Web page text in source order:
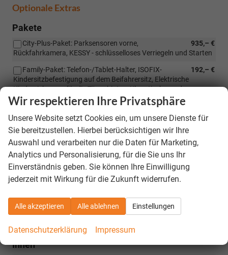
Optionale Extras
Pakete
935,– €
City-Plus-Paket: Parksensoren vorne,
Rückfahrkamera, KESSY - schlüsselloses Verriegeln und Starten
192,– €
Family-Paket: Telefon-/Tablet-Halter, ISOFIX-
Kindersitzbefestigung auf dem Beifahrersitz, Elektrische
Kindersicherung für die Türen hinten, Klapptische an den
Vordersitzrückenlehnen
121,– €
Funktionspaket: Netzprogramm, Cargo-Elemente,
479,– €
Klima-Paket: Vordersitze beheizbar, beheiztes
Lenkrad
Klima-PLUS-Paket: Klima-Paket: Vordersitze
beheizbar, beheiztes Lenkrad + beheizte äußere Rücksitzplätze
Schlechtwegepaket (Unterboden-
Steinschlagschutz und Triebwerksunterschutz)
Innen
Wir respektieren Ihre Privatsphäre
Unsere Website setzt Cookies ein, um unsere Dienste für
Sie bereitzustellen. Hierbei berücksichtigen wir Ihre
Auswahl und verarbeiten nur die Daten für Marketing,
Analytics und Personalisierung, für die Sie uns Ihr
Einverständnis geben. Sie können Ihre Einwilligung
jederzeit mit Wirkung für die Zukunft widerrufen.
Alle akzeptieren Alle ablehnen Einstellungen
Datenschutzerklärung Impressum